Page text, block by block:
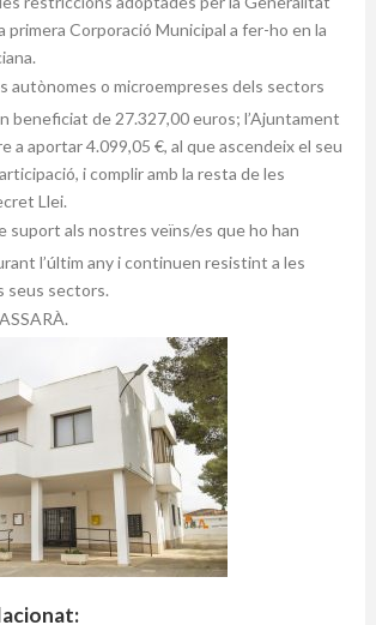
primera Corporació Municipal a fer-ho en la
autònomes o microempreses dels sectors
beneficiat de 27.327,00 euros; l’Ajuntament
a aportar 4.099,05 €, al que ascendeix el seu
i complir amb la resta de les
Llei.
suport als nostres veïns/es que ho han
l’últim any i continuen resistint a les
seus sectors.